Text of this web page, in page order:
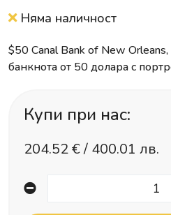
Няма наличност
$50 Canal Bank of New
банкнота от 50 долара с
Купи при нас:
204.52€ / 400.01 лв.